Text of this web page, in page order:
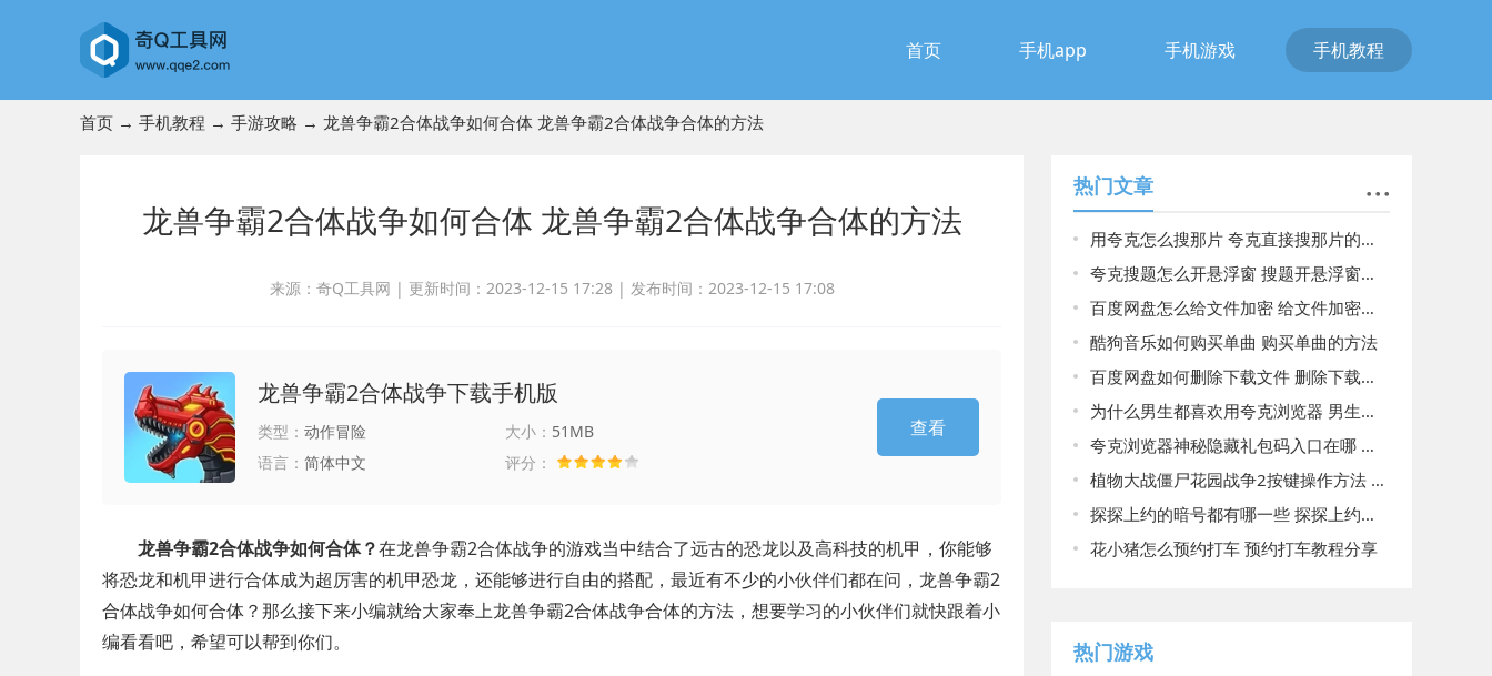
首页 手机app 手机游戏 手机教程
首页 → 手机教程 → 手游攻略 → 龙兽争霸2合体战争如何合体 龙兽争霸2合体战争合体的方法
龙兽争霸2合体战争如何合体 龙兽争霸2合体战争合体的方法
来源：奇Q工具网 | 更新时间：2023-12-15 17:28 | 发布时间：2023-12-15 17:08
龙兽争霸2合体战争下载手机版
类型： 动作冒险 大小： 51MB
语言： 简体中文 评分：
查看
龙兽争霸2合体战争如何合体？在龙兽争霸2合体战争的游戏当中结合了远古的恐龙以及高科技的机甲，你能够
将恐龙和机甲进行合体成为超厉害的机甲恐龙，还能够进行自由的搭配，最近有不少的小伙伴们都在问，龙兽争霸2
合体战争如何合体？那么接下来小编就给大家奉上龙兽争霸2合体战争合体的方法，想要学习的小伙伴们就快跟着小
编看看吧，希望可以帮到你们。
热门文章
用夸克怎么搜那片 夸克直接搜那片的方法
夸克搜题怎么开悬浮窗 搜题开悬浮窗方法介绍
百度网盘怎么给文件加密 给文件加密方法介绍
酷狗音乐如何购买单曲 购买单曲的方法
百度网盘如何删除下载文件 删除下载文件方法
为什么男生都喜欢用夸克浏览器 男生都喜欢用夸克浏览器原因揭晓
夸克浏览器神秘隐藏礼包码入口在哪 夸克浏览器神秘隐藏礼包码入口介绍
植物大战僵尸花园战争2按键操作方法 植物大战僵尸花园战争2按键操作方法详情
探探上约的暗号都有哪一些 探探上约的暗号大全
花小猪怎么预约打车 预约打车教程分享
热门游戏